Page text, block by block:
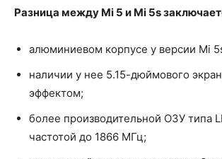
Разница между Mi 5 и Mi 5s
алюминиевом корпусе у версии Mi
наличии у нее 5.15-дюймового
эффектом;
более производительной ОЗУ типа
частотой до 1866 МГц;